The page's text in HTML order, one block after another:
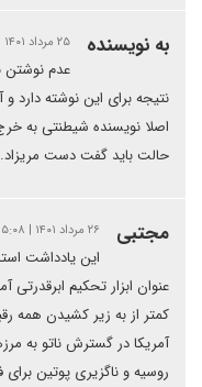
به نویسنده ۲۵ مرداد ۱۴۰۱ | ۱۵:۰۶
عدم نوشتن
نتیجه برای این نوشته
اصلا نویسنده شیطنتی به
حالت باید گفت دست مریزاد.
مجتبی ۲۶ مرداد ۱۴۰۱ | ۱۵:۰۸
این یادداشت
عنوان ابزار تحکیم ابرقدرتی
کمتر از به زیر کشیدن همه
آمریکا در گسترش ناتو به
روسیه و ناگزیری پوتین